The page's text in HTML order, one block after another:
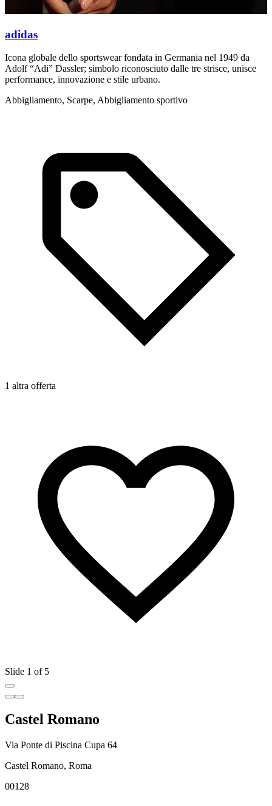
adidas
Icona globale dello sportswear fondata in Germania nel 1949 da
Adolf “Adi” Dassler; simbolo riconosciuto dalle tre strisce, unisce
performance, innovazione e stile urbano.
Abbigliamento, Scarpe, Abbigliamento sportivo
1 altra offerta
Slide 1 of 5
Castel Romano
Via Ponte di Piscina Cupa 64
Castel Romano, Roma
00128